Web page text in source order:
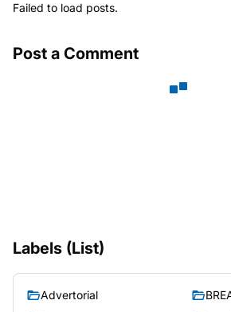
Failed to load posts.
Post a Comment
Labels (List)
Advertorial